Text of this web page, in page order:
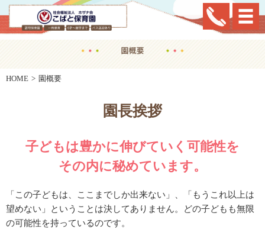
HOME 園概要
園長挨拶
子どもは豊かに伸びていく可能性を
その内に秘めています。
「この子どもは、ここまでしか出来ない」、「もうこれ以上は
望めない」ということは決してありません。どの子どもも無限
の可能性を持っているのです。